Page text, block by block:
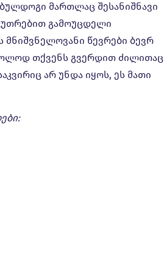
მართლაც შესანიშნავი
გამოუცდელი
წევრები ბევრ
თქვენს გვერდით ძილითაც
არ უნდა იყოს, ეს მათი